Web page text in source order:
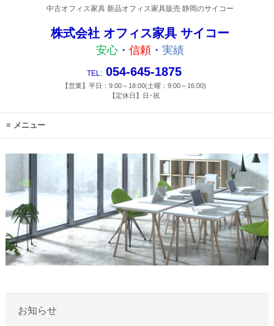
中古オフィス家具 新品オフィス家具販売 静岡のサイコー
株式会社 オフィス家具 サイコー
安心 ・ 信頼 ・ 実績
TEL:054-645-1875
【営業】平日：9:00～18:00(土曜：9:00～16:00)
【定休日】日･祝
メニュー
お知らせ